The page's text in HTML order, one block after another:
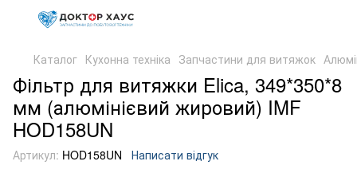
Каталог Кухонна техніка Запчастини для витяжок
Фільтр для витяжки Elica, 349*350*8
мм (алюмінієвий жировий) IMF
HOD158UN
Артикул: HOD158UN Написати відгук